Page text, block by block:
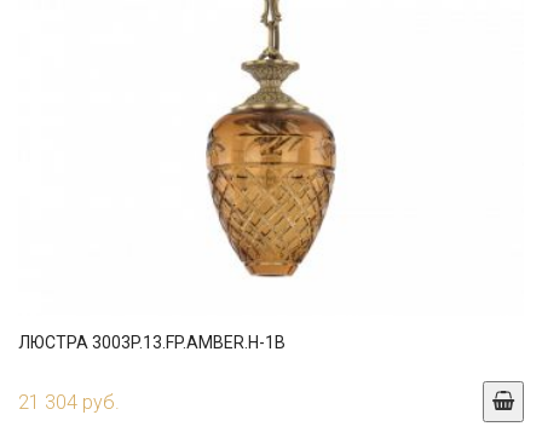
ЛЮСТРА 3003P.13.FP.AMBER.H-1B
21 304 руб.